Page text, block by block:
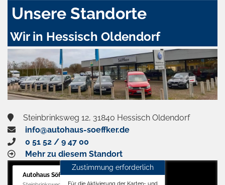
Unsere Standorte
Wir in Hessisch Oldendorf
Steinbrinksweg 12, 31840 Hessisch Oldendorf
info@autohaus-soeffker.de
0 51 52 / 9 47 00
Mehr zu diesem Standort
Autohaus Söffker GmbH
Zustimmung erforderlich
Für die Aktivierung der Karten- und